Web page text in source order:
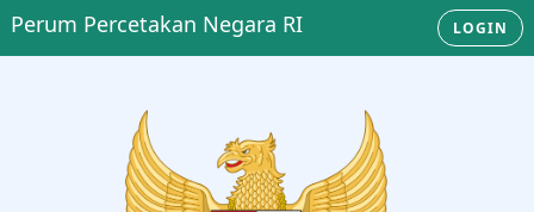
Perum Percetakan Negara RI LOGIN